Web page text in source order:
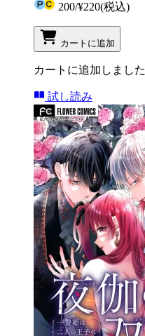
200/¥220(税込)
カートに追加
カートに追加しました
試し読み